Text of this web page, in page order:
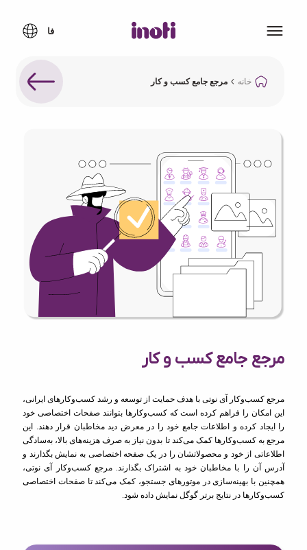
خانه مرجع جامع کسب و کار
مرجع جامع کسب و کار
مرجع کسب‌وکار آی نوتی با هدف حمایت از توسعه و رشد کسب‌وکارهای ایرانی،
این امکان را فراهم کرده است که کسب‌وکارها بتوانند صفحات اختصاصی خود
را ایجاد کرده و اطلاعات جامع خود را در معرض دید مخاطبان قرار دهند. این
مرجع به کسب‌وکارها کمک می‌کند تا بدون نیاز به صرف هزینه‌های بالا، به‌سادگی
اطلاعاتی از خود و محصولاتشان را در یک صفحه اختصاصی به نمایش بگذارند و
آدرس آن را با مخاطبان خود به اشتراک بگذارند. مرجع کسب‌وکار آی نوتی،
همچنین با بهینه‌سازی در موتورهای جستجو، کمک می‌کند تا صفحات اختصاصی
کسب‌وکارها در نتایج برتر گوگل نمایش داده شود.